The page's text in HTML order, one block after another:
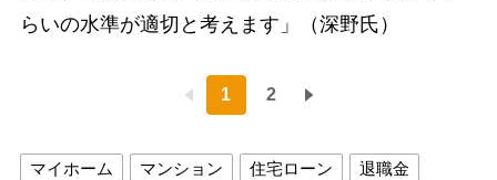
らいの水準が適切と考えます」（深野氏）
1 2
マイホーム マンション 住宅ローン 退職金